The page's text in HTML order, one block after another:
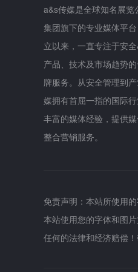
a&s传媒是全球知名展览
集团旗下的专业媒体平
立以来，一直专注于安
产品、技术及市场趋势
牌服务。从安全管理到
媒拥有首屈一指的国际
丰富的媒体经验，提供
整合营销服务。
免责声明：本站所使用
本站使用您的字体和图
任何的法律和经济赔偿！